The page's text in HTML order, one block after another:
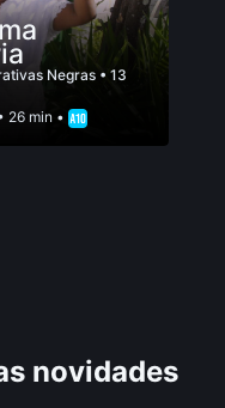
Negras • 13
26 min •
novidades